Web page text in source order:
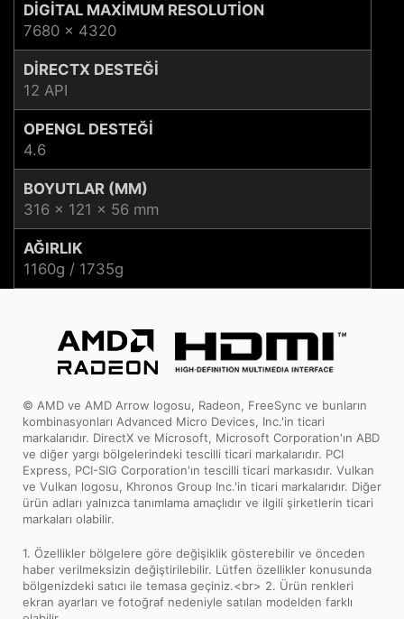
DIGITAL MAXIMUM RESOLUTION
7680 x 4320
DIRECTX DESTEĞI
12 API
OPENGL DESTEĞI
4.6
BOYUTLAR (MM)
316 x 121 x 56 mm
AĞIRLIK
1160g / 1735g
© AMD ve AMD Arrow logosu, Radeon, FreeSync ve bunların
kombinasyonları Advanced Micro Devices, Inc.'in ticari
markalarıdır. DirectX ve Microsoft, Microsoft Corporation'ın ABD
ve diğer yargı bölgelerindeki tescilli ticari markalarıdır. PCI
Express, PCI-SIG Corporation'ın tescilli ticari markasıdır. Vulkan
ve Vulkan logosu, Khronos Group Inc.'in ticari markalarıdır. Diğer
ürün adları yalnızca tanımlama amaçlıdır ve ilgili şirketlerin ticari
markaları olabilir.
1. Özellikler bölgelere göre değişiklik gösterebilir ve önceden
haber verilmeksizin değiştirilebilir. Lütfen özellikler konusunda
bölgenizdeki satıcı ile temasa geçiniz.<br> 2. Ürün renkleri
ekran ayarları ve fotoğraf nedeniyle satılan modelden farklı